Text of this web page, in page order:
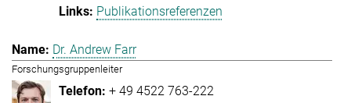
Publikationsreferenzen
Dr. Andrew Farr
Forschungsgruppenleiter
+ 49 4522 763-222